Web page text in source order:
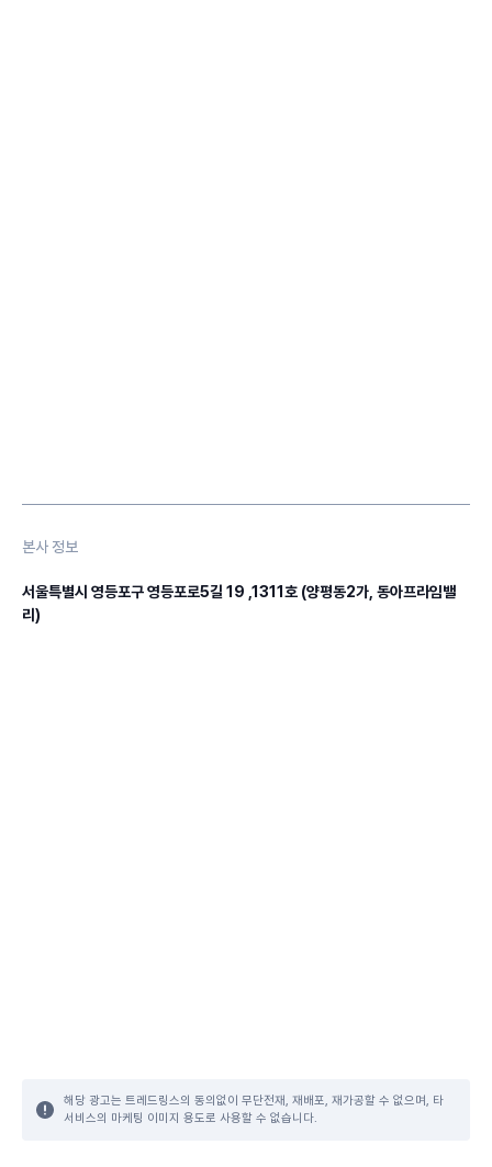
본사 정보
서울특별시 영등포구 영등포로5길 19 ,1311호 (양평동2가, 동아프라임밸
리)
해당 광고는 트레드링스의 동의없이 무단전재, 재배포, 재가공할 수 없으며, 타
서비스의 마케팅 이미지 용도로 사용할 수 없습니다.